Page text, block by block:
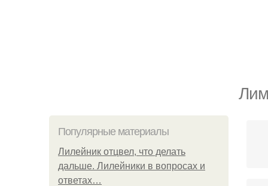
Популярные материалы
Лилейник отцвел, что делать
дальше. Лилейники в вопросах и
ответах…